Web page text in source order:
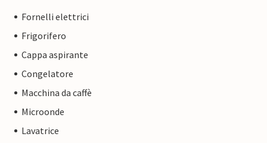
Fornelli elettrici
Frigorifero
Cappa aspirante
Congelatore
Macchina da caffè
Microonde
Lavatrice